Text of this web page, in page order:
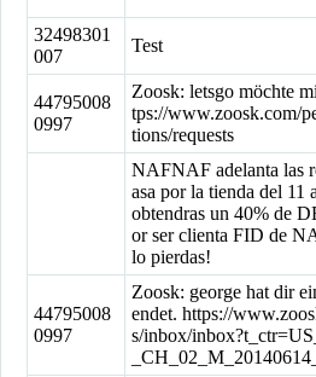
32498301
007
Test
44795008
0997
Zoosk: letsgo möchte
tps://www.zoosk.com/
tions/requests
NAFNAF adelanta las
asa por la tienda del 11
obtendras un 40% de
or ser clienta FID de
lo pierdas!
44795008
0997
Zoosk: george hat dir
endet. https://
s/inbox/